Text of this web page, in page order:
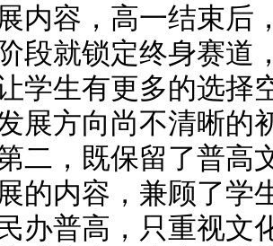
内容，高一结束后
段就锁定终身赛道
学生有更多的选择
展方向尚不清晰的
，既保留了普高文
的内容，兼顾了学
办普高，只重视文